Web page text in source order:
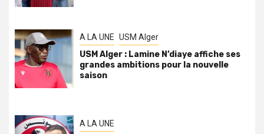
A LA UNE USM Alger
USM Alger : Lamine N’diaye affiche ses
grandes ambitions pour la nouvelle
saison
A LA UNE